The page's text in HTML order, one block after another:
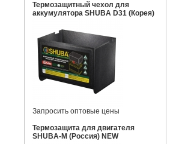
Термозащитный чехол для
аккумулятора SHUBA D31 (Корея)
Запросить оптовые цены
Термозащита для двигателя
SHUBA-M (Россия) NEW